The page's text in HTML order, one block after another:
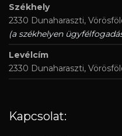
Székhely
2330 Dunaharaszti,
(a székhelyen
Levélcím
2330 Dunaharaszti,
Kapcsolat: